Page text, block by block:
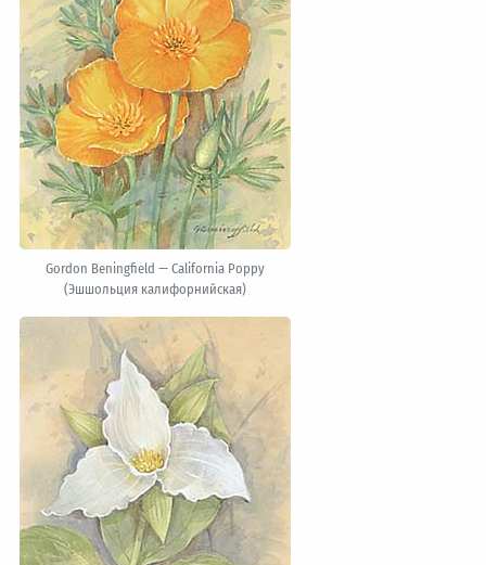
Gordon Beningfield — California Poppy
(Эшшольция калифорнийская)